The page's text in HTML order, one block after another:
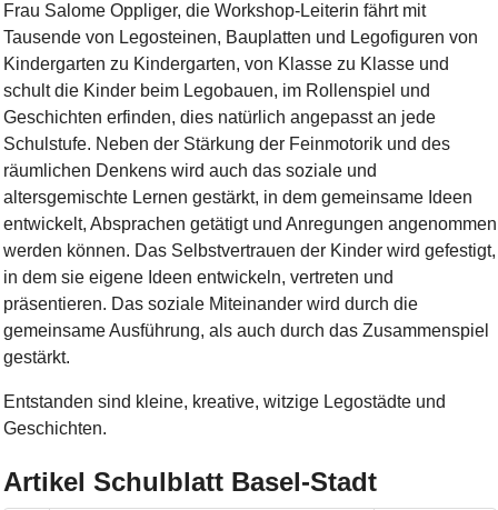
Frau Salome Oppliger, die Workshop-Leiterin fährt mit
Tausende von Legosteinen, Bauplatten und Legofiguren von
Kindergarten zu Kindergarten, von Klasse zu Klasse und
schult die Kinder beim Legobauen, im Rollenspiel und
Geschichten erfinden, dies natürlich angepasst an jede
Schulstufe. Neben der Stärkung der Feinmotorik und des
räumlichen Denkens wird auch das soziale und
altersgemischte Lernen gestärkt, in dem gemeinsame Ideen
entwickelt, Absprachen getätigt und Anregungen angenommen
werden können. Das Selbstvertrauen der Kinder wird gefestigt,
in dem sie eigene Ideen entwickeln, vertreten und
präsentieren. Das soziale Miteinander wird durch die
gemeinsame Ausführung, als auch durch das Zusammenspiel
gestärkt.
Entstanden sind kleine, kreative, witzige Legostädte und
Geschichten.
Artikel Schulblatt Basel-Stadt